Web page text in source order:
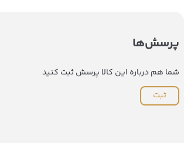
پرسش‌ها
شما هم درباره این کالا پرسش ثبت کنید
ثبت